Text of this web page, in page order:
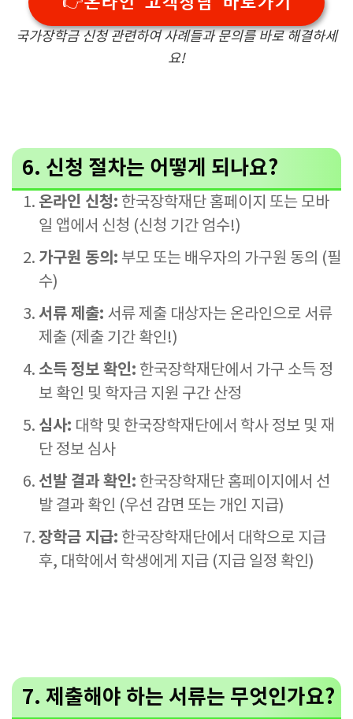
국가장학금 신청 관련하여 사례들과 문의를 바로 해결하세
요!
6. 신청 절차는 어떻게 되나요?
온라인 신청: 한국장학재단 홈페이지 또는 모바
일 앱에서 신청 (신청 기간 엄수!)
가구원 동의: 부모 또는 배우자의 가구원 동의 (필
수)
서류 제출: 서류 제출 대상자는 온라인으로 서류
제출 (제출 기간 확인!)
소득 정보 확인: 한국장학재단에서 가구 소득 정
보 확인 및 학자금 지원 구간 산정
심사: 대학 및 한국장학재단에서 학사 정보 및 재
단 정보 심사
선발 결과 확인: 한국장학재단 홈페이지에서 선
발 결과 확인 (우선 감면 또는 개인 지급)
장학금 지급: 한국장학재단에서 대학으로 지급
후, 대학에서 학생에게 지급 (지급 일정 확인)
7. 제출해야 하는 서류는 무엇인가요?